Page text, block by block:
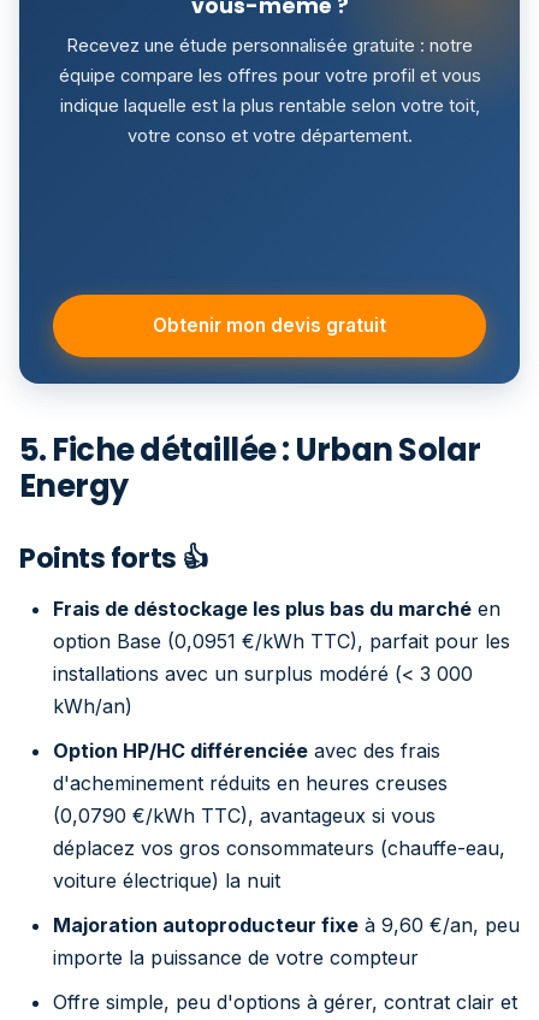
Recevez une étude personnalisée gratuite : notre
équipe compare les offres pour votre profil et vous
indique laquelle est la plus rentable selon votre toit,
votre conso et votre département.
Obtenir mon devis gratuit
5. Fiche détaillée : Urban Solar
Energy
Points forts 👍
Frais de déstockage les plus bas du marché en
option Base (0,0951 €/kWh TTC), parfait pour les
installations avec un surplus modéré (< 3 000
kWh/an)
Option HP/HC différenciée avec des frais
d'acheminement réduits en heures creuses
(0,0790 €/kWh TTC), avantageux si vous
déplacez vos gros consommateurs (chauffe-eau,
voiture électrique) la nuit
Majoration autoproducteur fixe à 9,60 €/an, peu
importe la puissance de votre compteur
Offre simple, peu d'options à gérer, contrat clair et